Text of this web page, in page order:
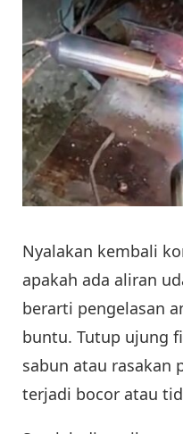
Nyalakan kembali
apakah ada aliran
berarti pengelasan
buntu. Tutup ujung
sabun atau rasakan
terjadi bocor atau